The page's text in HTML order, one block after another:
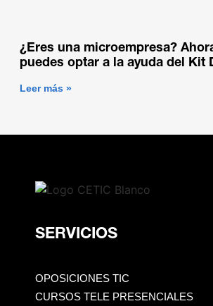
¿Eres una microempresa?
puedes optar a la ayuda del Kit
Leer más »
SERVICIOS
OPOSICIONES TIC
CURSOS TELE PRESENCIALES